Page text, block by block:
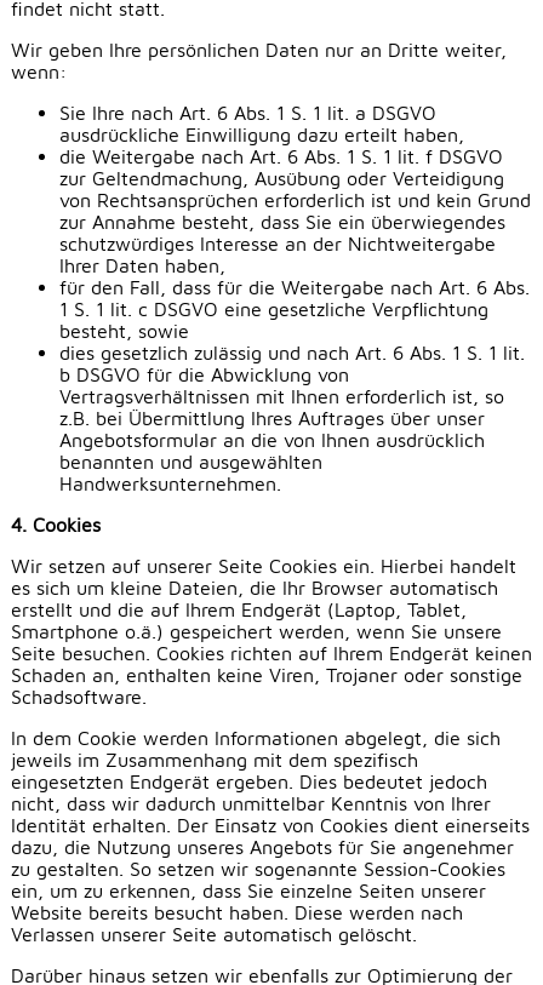
findet nicht statt.
Wir geben Ihre persönlichen Daten nur an Dritte weiter,
wenn:
Sie Ihre nach Art. 6 Abs. 1 S. 1 lit. a DSGVO
ausdrückliche Einwilligung dazu erteilt haben,
die Weitergabe nach Art. 6 Abs. 1 S. 1 lit. f DSGVO
zur Geltendmachung, Ausübung oder Verteidigung
von Rechtsansprüchen erforderlich ist und kein Grund
zur Annahme besteht, dass Sie ein überwiegendes
schutzwürdiges Interesse an der Nichtweitergabe
Ihrer Daten haben,
für den Fall, dass für die Weitergabe nach Art. 6 Abs.
1 S. 1 lit. c DSGVO eine gesetzliche Verpflichtung
besteht, sowie
dies gesetzlich zulässig und nach Art. 6 Abs. 1 S. 1 lit.
b DSGVO für die Abwicklung von
Vertragsverhältnissen mit Ihnen erforderlich ist, so
z.B. bei Übermittlung Ihres Auftrages über unser
Angebotsformular an die von Ihnen ausdrücklich
benannten und ausgewählten
Handwerksunternehmen.
4. Cookies
Wir setzen auf unserer Seite Cookies ein. Hierbei handelt
es sich um kleine Dateien, die Ihr Browser automatisch
erstellt und die auf Ihrem Endgerät (Laptop, Tablet,
Smartphone o.ä.) gespeichert werden, wenn Sie unsere
Seite besuchen. Cookies richten auf Ihrem Endgerät keinen
Schaden an, enthalten keine Viren, Trojaner oder sonstige
Schadsoftware.
In dem Cookie werden Informationen abgelegt, die sich
jeweils im Zusammenhang mit dem spezifisch
eingesetzten Endgerät ergeben. Dies bedeutet jedoch
nicht, dass wir dadurch unmittelbar Kenntnis von Ihrer
Identität erhalten. Der Einsatz von Cookies dient einerseits
dazu, die Nutzung unseres Angebots für Sie angenehmer
zu gestalten. So setzen wir sogenannte Session-Cookies
ein, um zu erkennen, dass Sie einzelne Seiten unserer
Website bereits besucht haben. Diese werden nach
Verlassen unserer Seite automatisch gelöscht.
Darüber hinaus setzen wir ebenfalls zur Optimierung der